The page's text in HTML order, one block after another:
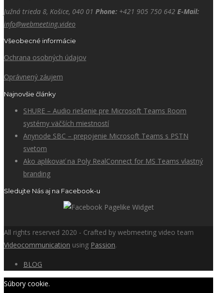
Južná trieda 8, Košice, 040 01 Phone: +421 905 750 642 E-Mail:
info@webmeeting.video
Všeobecné informácie
Ochrana osobných údajov
Oprávnený záujem
Najnovšie články
SHURE – Audio riešenie pre Microsoft Teams Room
systémy väčších miestností
Anynode SBC – prepojenie Microsoft Teams s PSTN
svetom
Ako aplikovať na Poly RealConnect for MS Teams vlastný
branding
Sledujte Nás aj na Facebook-u
All rights reserved 2020 - Crafted by webmeeting video team
Videocommunication using Passion.
BLOG
Súbory cookie.